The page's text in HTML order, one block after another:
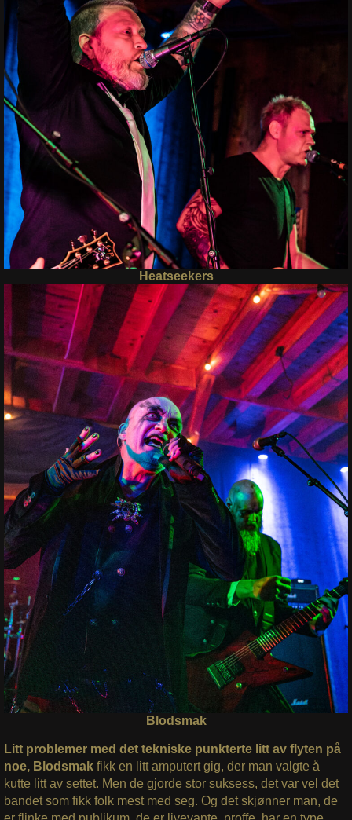
Heatseekers
Blodsmak
Litt problemer med det tekniske punkterte litt av flyten på
noe, Blodsmak fikk en litt amputert gig, der man valgte å
kutte litt av settet. Men de gjorde stor suksess, det var vel det
bandet som fikk folk mest med seg. Og det skjønner man, de